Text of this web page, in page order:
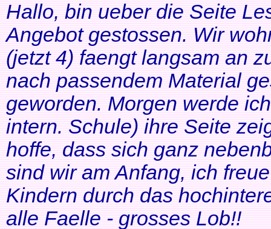
Hallo, bin ueber die Seite
Angebot gestossen. Wir
(jetzt 4) faengt langsam an
nach passendem Material
geworden. Morgen werde
intern. Schule) ihre Seite
hoffe, dass sich ganz
sind wir am Anfang, ich
Kindern durch das
alle Faelle - grosses Lob!!